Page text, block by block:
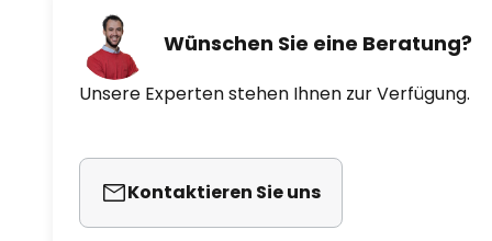
Wünschen Sie eine Beratung?
Unsere Experten stehen Ihnen zur Verfügung.
Kontaktieren Sie uns